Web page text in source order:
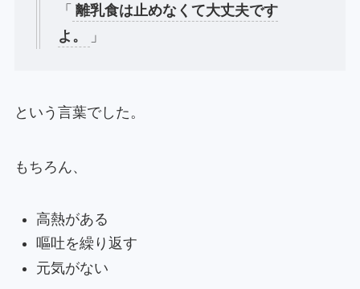
「 離乳食は止めなくて大丈夫です
よ。
」
という言葉でした。
もちろん、
高熱がある
嘔吐を繰り返す
元気がない